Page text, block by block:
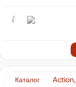
Каталог